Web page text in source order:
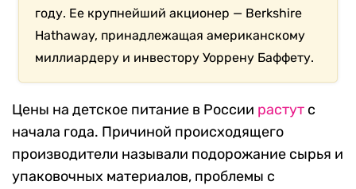
году. Ее крупнейший акционер — Berkshire
Hathaway, принадлежащая американскому
миллиардеру и инвестору Уоррену Баффету.
Цены на детское питание в России растут с
начала года. Причиной происходящего
производители называли подорожание сырья и
упаковочных материалов, проблемы с